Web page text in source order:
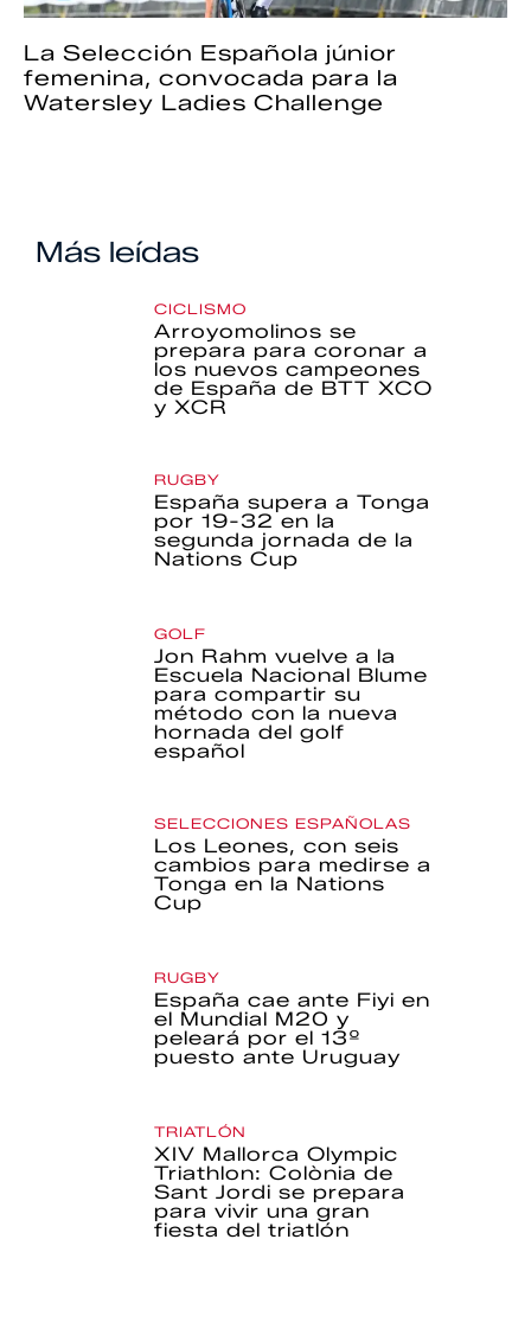
La Selección Española júnior
femenina, convocada para la
Watersley Ladies Challenge
Más leídas
CICLISMO
Arroyomolinos se
prepara para coronar a
los nuevos campeones
de España de BTT XCO
y XCR
RUGBY
España supera a Tonga
por 19-32 en la
segunda jornada de la
Nations Cup
GOLF
Jon Rahm vuelve a la
Escuela Nacional Blume
para compartir su
método con la nueva
hornada del golf
español
SELECCIONES ESPAÑOLAS
Los Leones, con seis
cambios para medirse a
Tonga en la Nations
Cup
RUGBY
España cae ante Fiyi en
el Mundial M20 y
peleará por el 13º
puesto ante Uruguay
TRIATLÓN
XIV Mallorca Olympic
Triathlon: Colònia de
Sant Jordi se prepara
para vivir una gran
fiesta del triatlón